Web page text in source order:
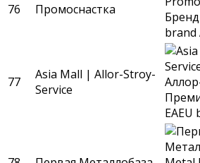
76 Промоснастка
77
Asia Mall | Allor-Stroy-
Service